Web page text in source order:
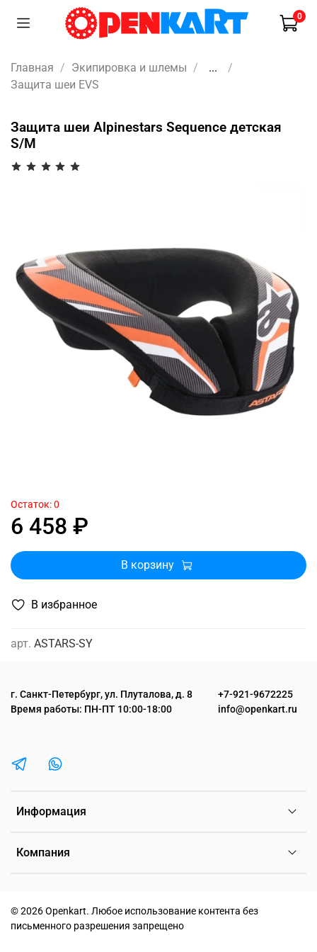
0
Главная Экипировка и шлемы
...
Защита шеи EVS
Защита шеи Alpinestars Sequence детская
S/M
В избранное
арт. ASTARS-SY
6 458 ₽
Остаток: 0
В корзину
Информация
Компания
г. Санкт-Петербург, ул. Плуталова, д. 8
Время работы: ПН-ПТ 10:00-18:00
+7-921-9672225
info@openkart.ru
©2026 Openkart. Любое использование контента без
письменного разрешения запрещено